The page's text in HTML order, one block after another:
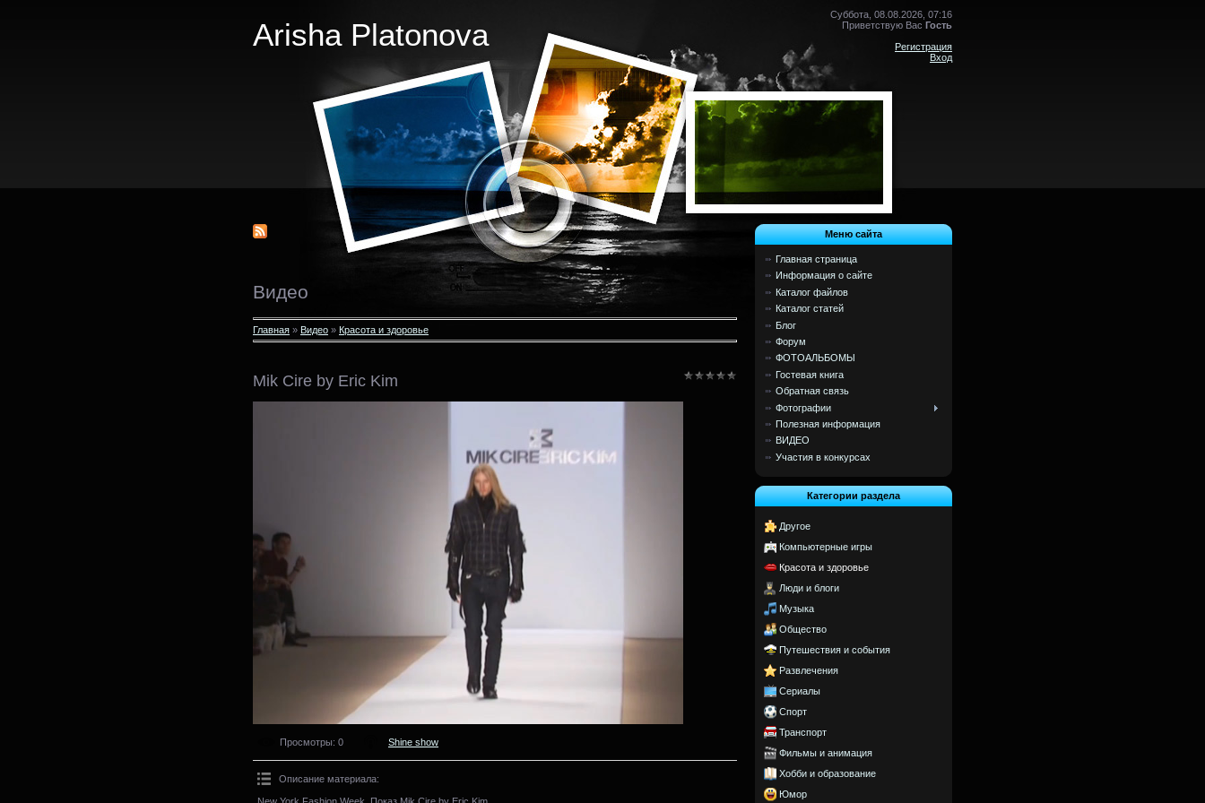
Arisha Platonova
Суббота, 08.08.2026, 07:16
Приветствую Вас Гость
Регистрация
Вход
Видео
Главная » Видео » Красота и здоровье
Mik Cire by Eric Kim
Просмотры: 0 Shine show
Описание материала:
New York Fashion Week. Показ Mik Cire by Eric Kim.
Меню сайта
Главная страница
Информация о сайте
Каталог файлов
Каталог статей
Блог
Форум
ФОТОАЛЬБОМЫ
Гостевая книга
Обратная связь
Фотографии
Полезная информация
ВИДЕО
Участия в конкурсах
Категории раздела
Другое
Компьютерные игры
Красота и здоровье
Люди и блоги
Музыка
Общество
Путешествия и события
Развлечения
Сериалы
Спорт
Транспорт
Фильмы и анимация
Хобби и образование
Юмор